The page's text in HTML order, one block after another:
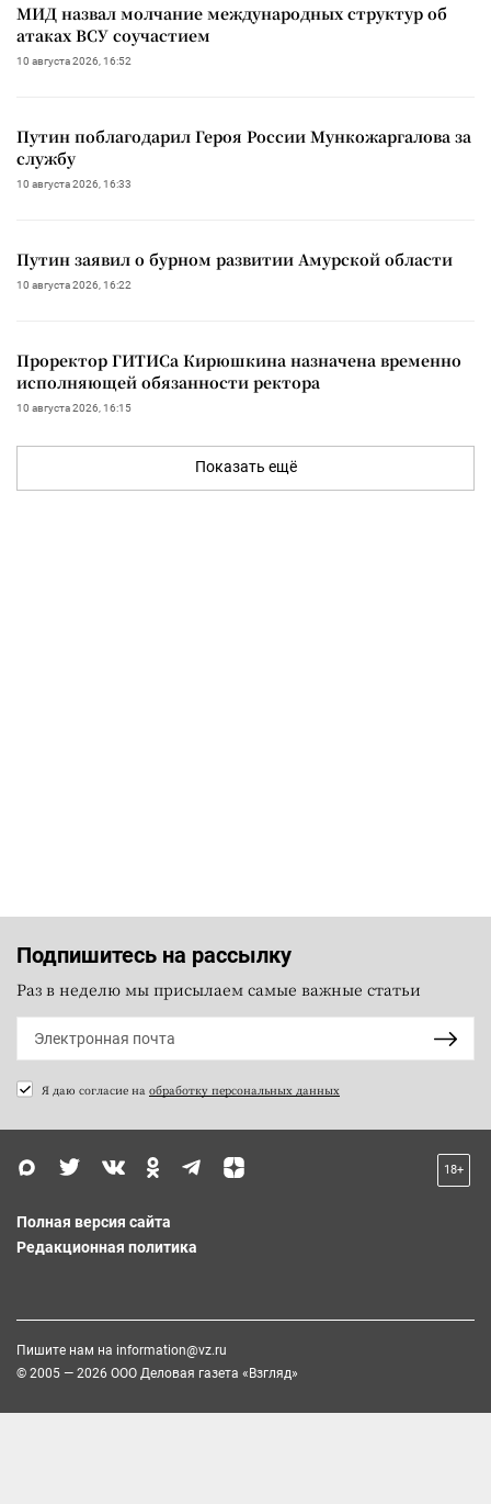
МИД назвал молчание международных структур об
атаках ВСУ соучастием
10 августа 2026, 16:52
Путин поблагодарил Героя России Мункожаргалова за
службу
10 августа 2026, 16:33
Путин заявил о бурном развитии Амурской области
10 августа 2026, 16:22
Проректор ГИТИСа Кирюшкина назначена временно
исполняющей обязанности ректора
10 августа 2026, 16:15
Показать ещё
Подпишитесь на рассылку
Раз в неделю мы присылаем самые важные статьи
Я даю согласие на обработку персональных данных
18+
Полная версия сайта
Редакционная политика
Пишите нам на information@vz.ru
© 2005 — 2026 ООО Деловая газета «Взгляд»